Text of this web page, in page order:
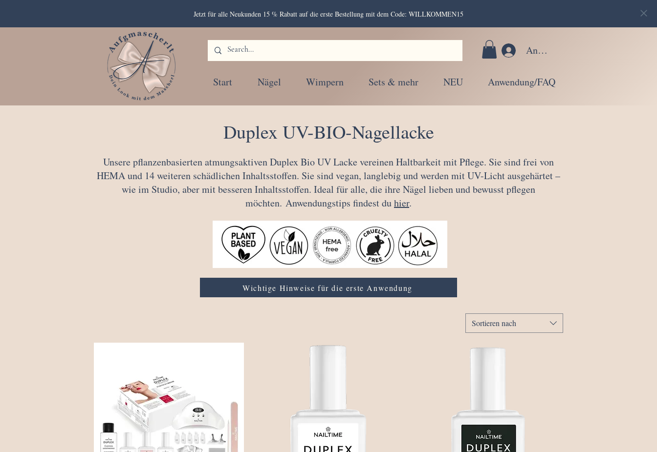
Jetzt für alle Neukunden 15 % Rabatt auf die erste Bestellung mit dem Code: WILLKOMMEN15
Anmelden
Start Nägel Wimpern Sets & mehr NEU Anwendung/FAQ
Duplex UV-BIO-Nagellacke
Unsere pflanzenbasierten atmungsaktiven Duplex Bio UV Lacke vereinen Haltbarkeit mit Pflege. Sie sind frei von
HEMA und 14 weiteren schädlichen Inhaltsstoffen. Sie sind vegan, langlebig und werden mit UV-Licht ausgehärtet –
wie im Studio, aber mit besseren Inhaltsstoffen. Ideal für alle, die ihre Nägel lieben und bewusst pflegen
möchten. Anwendungstips findest duhier.
Wichtige Hinweise für die erste Anwendung
Sortieren nach